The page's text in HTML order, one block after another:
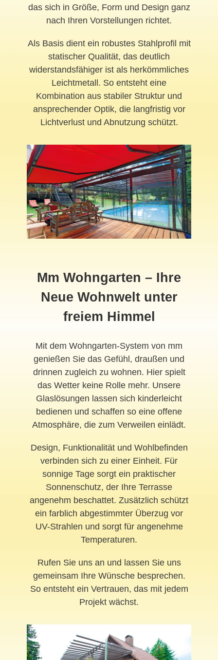
das sich in Größe, Form und Design ganz
nach Ihren Vorstellungen richtet.
Als Basis dient ein robustes Stahlprofil mit
statischer Qualität, das deutlich
widerstandsfähiger ist als herkömmliches
Leichtmetall. So entsteht eine
Kombination aus stabiler Struktur und
ansprechender Optik, die langfristig vor
Lichtverlust und Abnutzung schützt.
Mm Wohngarten – Ihre
Neue Wohnwelt unter
freiem Himmel
Mit dem Wohngarten-System von mm
genießen Sie das Gefühl, draußen und
drinnen zugleich zu wohnen. Hier spielt
das Wetter keine Rolle mehr. Unsere
Glaslösungen lassen sich kinderleicht
bedienen und schaffen so eine offene
Atmosphäre, die zum Verweilen einlädt.
Design, Funktionalität und Wohlbefinden
verbinden sich zu einer Einheit. Für
sonnige Tage sorgt ein praktischer
Sonnenschutz, der Ihre Terrasse
angenehm beschattet. Zusätzlich schützt
ein farblich abgestimmter Überzug vor
UV-Strahlen und sorgt für angenehme
Temperaturen.
Rufen Sie uns an und lassen Sie uns
gemeinsam Ihre Wünsche besprechen.
So entsteht ein Vertrauen, das mit jedem
Projekt wächst.